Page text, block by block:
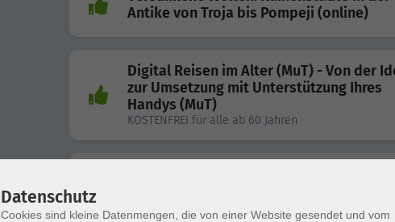
Antike von Troja bis Pompeji (online)
Digital Reisen im Alter (MuT) - Von der
zur Umsetzung mit Unterstützung Ihres
Handys (MuT)
KOSTENFREI für alle ab 60 Jahren
Datenschutz
Cookies sind kleine Datenmengen, die von einer Website gesendet und vom